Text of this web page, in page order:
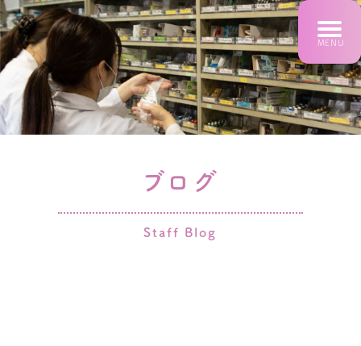
MENU
ブログ
Staff Blog